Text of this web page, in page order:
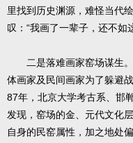
里找到历史渊源，难怪当代
叹：“我画了一辈子，还不如
二是落难画家窑场谋生。
体画家及民间画家为了躲避
87年，北京大学考古系、邯
发现，窑场的金、元代文化
自身的民窑属性，加之地处